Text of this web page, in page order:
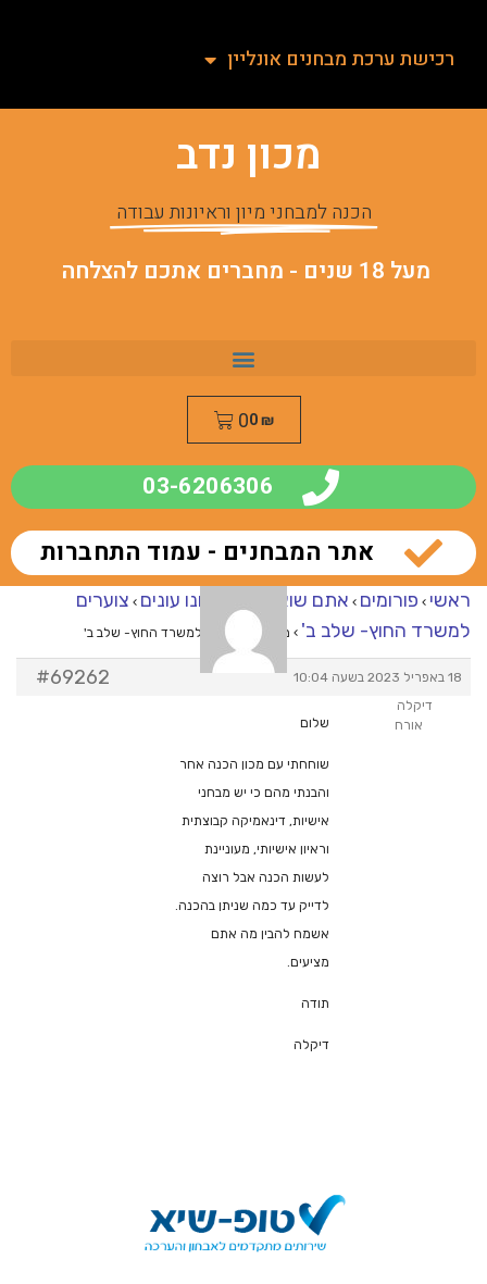
רכישת ערכת מבחנים אונליין
מכון נדב
הכנה למבחני מיון וראיונות עבודה
מעל 18 שנים - מחברים אתכם להצלחה
0₪
0
03-6206306
אתר המבחנים - עמוד התחברות
ראשי › פורומים › אתם שואלים – אנחנו עונים › צוערים
למשרד החוץ- שלב ב' › מענה ל־צוערים למשרד החוץ- שלב ב'
18 באפריל 2023 בשעה 10:04 #69262
דיקלה
אורח
שלום
שוחחתי עם מכון הכנה אחר
והבנתי מהם כי יש מבחני
אישיות, דינאמיקה קבוצתית
וראיון אישיותי, מעוניינת
לעשות הכנה אבל רוצה
לדייק עד כמה שניתן בהכנה.
אשמח להבין מה אתם
מציעים.
תודה
דיקלה